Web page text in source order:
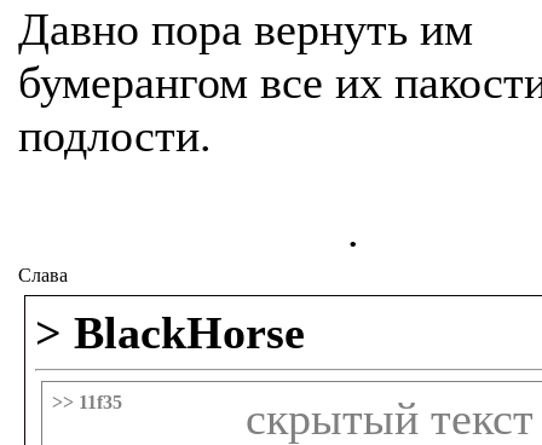
Давно пора вернуть им
бумерангом все их
подлости.
.
Слава
> BlackHorse
>> 11f35
скрытый текст